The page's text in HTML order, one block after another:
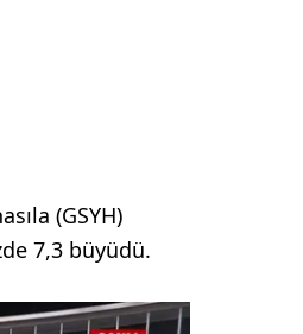
(GSYH)
7,3 büyüdü.